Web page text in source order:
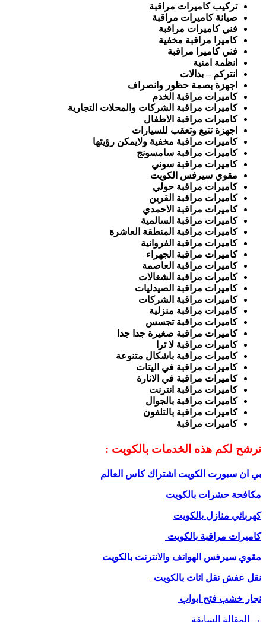
تركيب كاميرات مراقبة
صيانة كاميرات مراقبة
فني كاميرات مراقبة
كاميرا مراقبة مخفية
فني كاميرا مراقبة
انظمة امنية
انتركم – بدالات
اجهزة بصمة حظور وانصراف
كاميرات مراقبة الخدم
كاميرات مراقبة الشركات والمحلات التجارية
كاميرات مراقبة الاطفال
اجهزة تتبع وتعقب للسيارات
كاميرات مرافبة مخفية ولايمكن رؤيتها
كاميرات مراقبة سامسونج
كاميرات مراقبة سوني
مقوي سيرفس الكويت
كاميرات مراقبة حولي
كاميرات مراقبة القرين
كاميرات مراقبة الاحمدي
كاميرات مراقبة السالمية
كاميرات مراقبة المنطقة العاشرة
كاميرات مراقبة الفروانية
كاميرات مراقبة الجهراء
كاميرات مراقبة العاصمة
كاميرات مراقبة الشغالات
كاميرات مراقبة الصيدليات
كاميرات مراقبة الشركات
كاميرات مراقبة منزلية
كاميرات مراقبة تجسس
كاميرات مراقبة صغيرة جدا جدا
كاميرات مراقبة لا ترا
كاميرات مراقبة باشكال متنوعة
كاميرات مراقبة في اليتات
كاميرات مراقبة في الانارة
كاميرات مراقبة انترنت
كاميرات مراقبة بالجوال
كاميرات مراقبة بالتلفون
كاميرات مراقبة
نرشح لكم هذه الخدمات بالكويت :
بي ان سبورت الكويت اشتراك كاس العالم
مكافحة حشرات بالكويت
كهربائي منازل بالكويت
كاميرات مراقبة بالكويت
مقوي سيرفس الهواتف والانترنت بالكويت
نقل عفش نقل اثاث بالكويت
نجار خشب فتح ابواب
→
المقالة السابقة